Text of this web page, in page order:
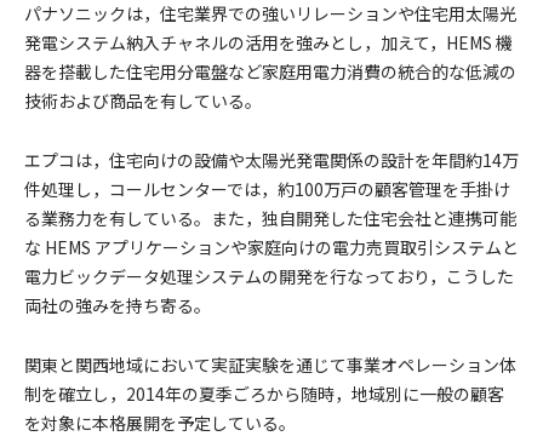
パナソニックは，住宅業界での強いリレーションや住宅用太陽光
発電システム納入チャネルの活用を強みとし，加えて，HEMS 機
器を搭載した住宅用分電盤など家庭用電力消費の統合的な低減の
技術および商品を有している。
エプコは，住宅向けの設備や太陽光発電関係の設計を年間約14万
件処理し，コールセンターでは，約100万戸の顧客管理を手掛け
る業務力を有している。また，独自開発した住宅会社と連携可能
な HEMS アプリケーションや家庭向けの電力売買取引システムと
電力ビックデータ処理システムの開発を行なっており，こうした
両社の強みを持ち寄る。
関東と関西地域において実証実験を通じて事業オペレーション体
制を確立し，2014年の夏季ごろから随時，地域別に一般の顧客
を対象に本格展開を予定している。